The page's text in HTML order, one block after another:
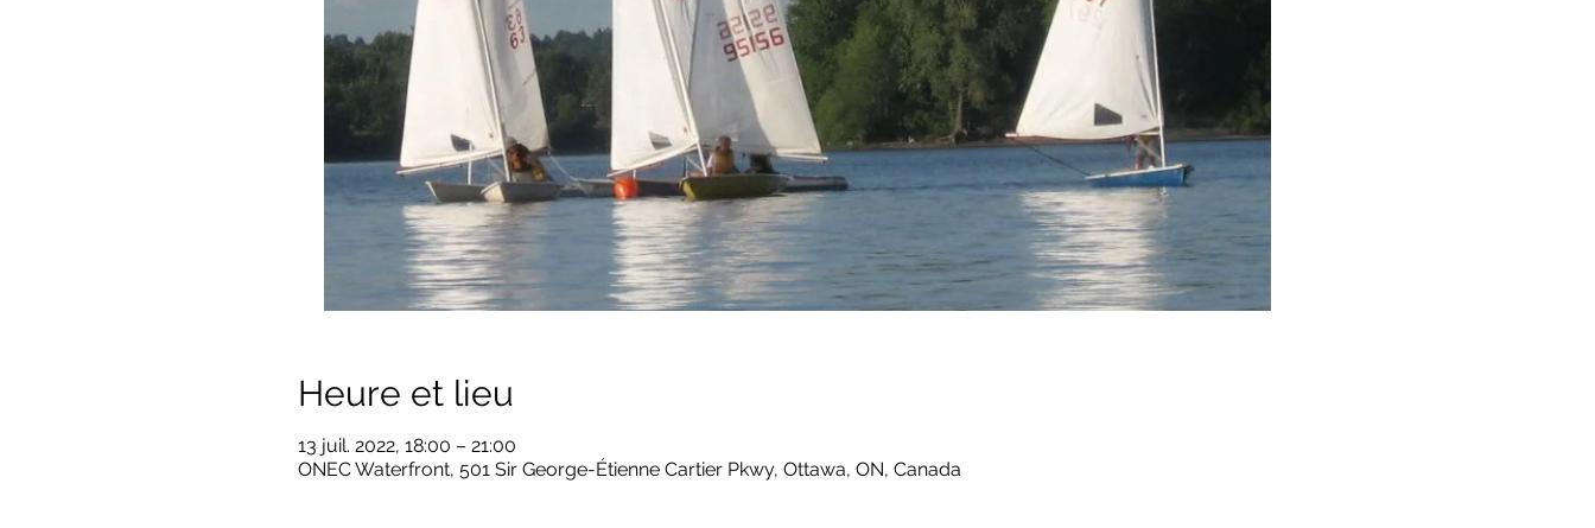
Heure et lieu
13 juil. 2022, 18:00 – 21:00
ONEC Waterfront, 501 Sir George-Étienne Cartier Pkwy, Ottawa, ON, Canada